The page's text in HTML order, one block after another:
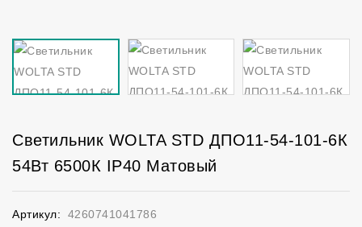
Светильник WOLTA STD ДПО11-54-101-6К
54Вт 6500К IP40 Матовый
Артикул:
4260741041786